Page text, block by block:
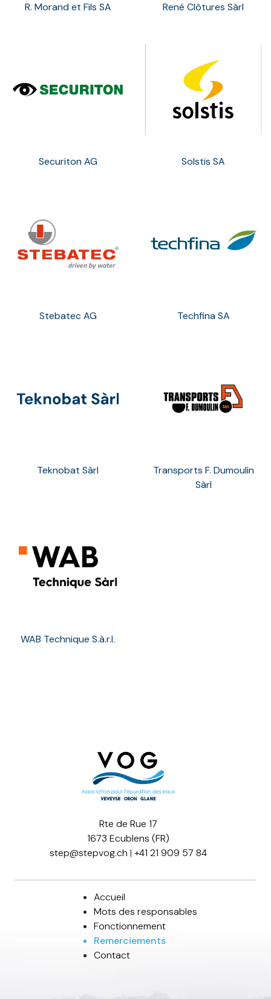
R. Morand et Fils SA René Clôtures Sàrl
Securiton AG Solstis SA
Stebatec AG Techfina SA
Teknobat Sàrl
Transports F. Dumoulin
Sàrl
WAB Technique S.à.r.l.
Rte de Rue 17
1673 Ecublens (FR)
step@stepvog.ch | +41 21 909 57 84
Accueil
Mots des responsables
Fonctionnement
Remerciements
Contact